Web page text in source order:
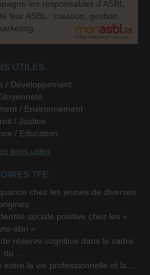
les responsables d’ASBL
leur ASBL : création, gestion,
UTILES
/ Développement
/ Environnement
/ Justice
/ Education
liens utiles
TFE
chez les jeunes de diverses
sociale positive chez les «
abri »
réserve cognitive dans le cadre
du ...
la vie professionnelle et la ...